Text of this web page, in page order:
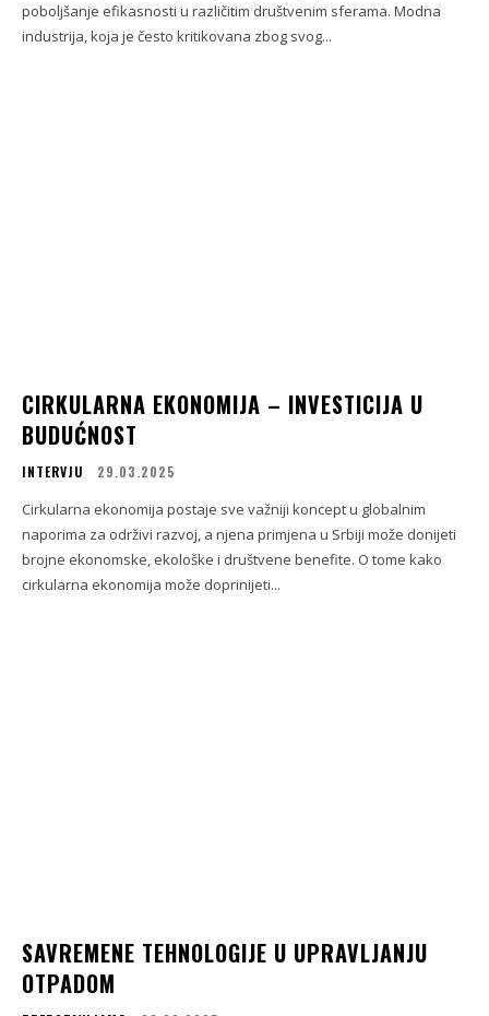
poboljšanje efikasnosti u različitim društvenim sferama. Modna
industrija, koja je često kritikovana zbog svog...
CIRKULARNA EKONOMIJA – INVESTICIJA U
BUDUĆNOST
INTERVJU 29.03.2025
Cirkularna ekonomija postaje sve važniji koncept u globalnim
naporima za održivi razvoj, a njena primjena u Srbiji može donijeti
brojne ekonomske, ekološke i društvene benefite. O tome kako
cirkularna ekonomija može doprinijeti...
SAVREMENE TEHNOLOGIJE U UPRAVLJANJU
OTPADOM